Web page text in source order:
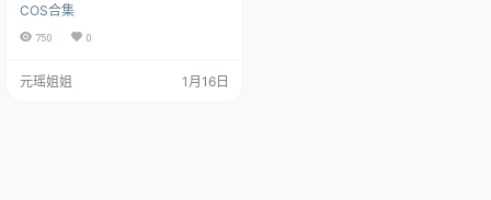
09GB] 布丁大法 - NO.002 9月素材
包[89P8V-758MB] 布丁大法 - NO.
大、法”，是一个1999年在广东甜蜜
COS合集
750 0
元瑶姐姐 1月16日